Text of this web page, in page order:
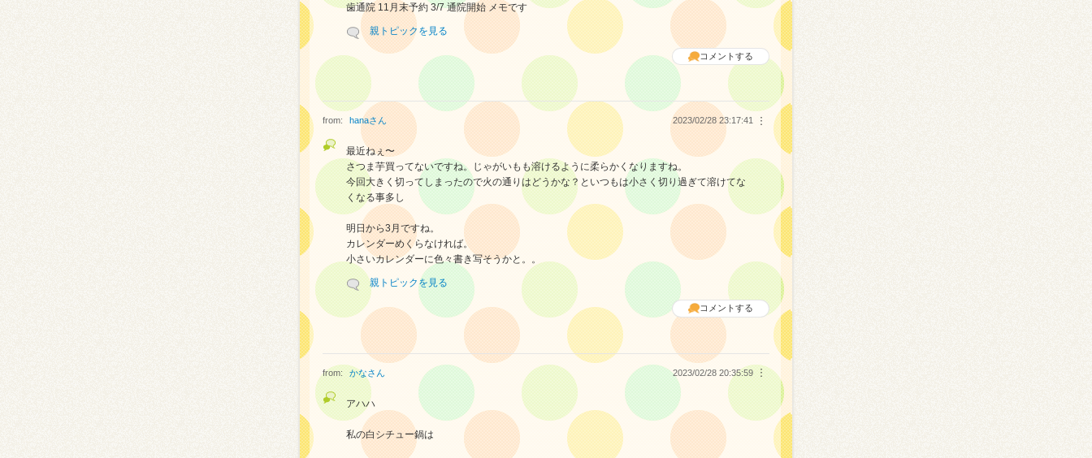
歯通院 11月末予約 3/7 通院開始 メモです
親トピックを見る
コメントする
from: hanaさん ︙
2023/02/28 23:17:41
最近ねぇ〜
さつま芋買ってないですね。じゃがいもも溶けるように柔らかくなりますね。
今回大きく切ってしまったので火の通りはどうかな？といつもは小さく切り過ぎて溶けてな
くなる事多し
明日から3月ですね。
カレンダーめくらなければ。
小さいカレンダーに色々書き写そうかと。。
親トピックを見る
コメントする
from: かなさん ︙
2023/02/28 20:35:59
アハハ
私の白シチュー鍋は